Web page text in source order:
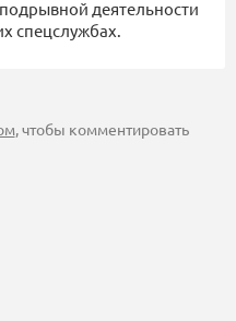
деятельности
спецслужбах.
, чтобы комментировать